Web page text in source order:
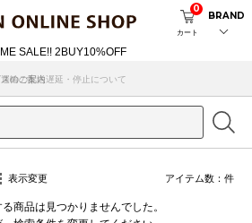
カート
0
BRAND
輸の配送遅延・停止について
のご案内
表示変更 アイテム数： 件
商品は見つかりませんでした。